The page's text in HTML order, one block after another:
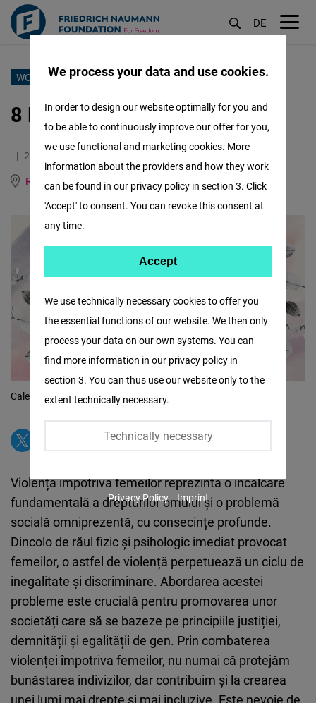
Sari
conținutul
DE
WOMEN IN POLITICS
8 Martie - Mai mult decât o zi
27.02.2024
Romania and Republic of Moldova
English German
Calendar 2024 - Violența asupra femeilor ne privește pe toți
Violența împotriva femeilor reprezintă o încălcare
fundamentală a drepturilor omului și o problemă
socială omniprezentă, cu consecințe profunde.
Dincolo de răul fizic și psihologic imediat provocat
femeilor, o astfel de violență perpetuează un ciclu de
inegalitate și discriminare. Abordarea acestei
probleme este crucială pentru promovarea unor
societăți care să se bazeze pe principiile justiției,
demnității și egalității de gen. Prin combaterea
violenței împotriva femeilor, nu numai că protejăm
bunăstarea indivizilor, dar contribuim și la crearea
unei lumi mai drepte și mai incluzive. Este nevoie de
We process your data and use cookies.
We use technically necessary cookies to offer you
the essential functions of our website. We then only
process your data on our own systems. You can
find more information in our privacy policy in
section 3. You can thus use our website only to the
extent technically necessary.
Technically necessary
In order to design our website optimally for you and
to be able to continuously improve our offer for you,
we use functional and marketing cookies. More
information about the providers and how they work
can be found in our privacy policy in section 3. Click
'Accept' to consent. You can revoke this consent at
any time.
Facebook
Embed
Twitter
Embed
Youtube
Embed
Google
Maps
Embed
Cloudinary
Flickr
Accept Accept
Privacy Policy Imprint